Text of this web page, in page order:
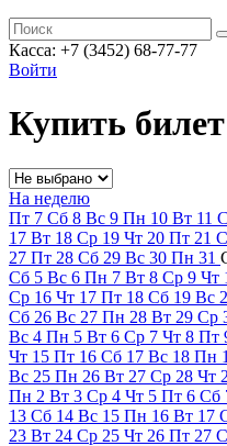
Касса: +7 (3452) 68-77-77
Войти
Купить билет
На неделю
Пт 7 Сб 8 Вс 9 Пн 10 Вт 11
17 Вт 18 Ср 19 Чт 20 Пт 21
27 Пт 28 Сб 29 Вс 30 Пн 31
Сб 5 Вс 6 Пн 7 Вт 8 Ср 9 Чт
Ср 16 Чт 17 Пт 18 Сб 19 Вс
Сб 26 Вс 27 Пн 28 Вт 29 Ср
Вс 4 Пн 5 Вт 6 Ср 7 Чт 8 Пт
Чт 15 Пт 16 Сб 17 Вс 18 Пн
Вс 25 Пн 26 Вт 27 Ср 28 Чт
Пн 2 Вт 3 Ср 4 Чт 5 Пт 6 Сб
13 Сб 14 Вс 15 Пн 16 Вт 17
23 Вт 24 Ср 25 Чт 26 Пт 27